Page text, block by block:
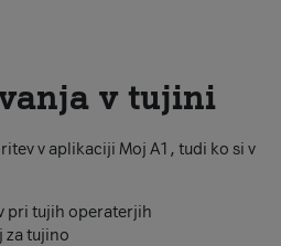
v tujini
v aplikaciji Moj A1, tudi ko si v
pri tujih operaterjih
za tujino